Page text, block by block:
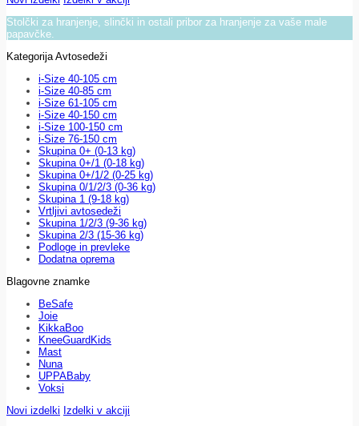
Stolčki za hranjenje, slinčki in ostali pribor za hranjenje za vaše male
papavčke.
Kategorija Avtosedeži
i-Size 40-105 cm
i-Size 40-85 cm
i-Size 61-105 cm
i-Size 40-150 cm
i-Size 100-150 cm
i-Size 76-150 cm
Skupina 0+ (0-13 kg)
Skupina 0+/1 (0-18 kg)
Skupina 0+/1/2 (0-25 kg)
Skupina 0/1/2/3 (0-36 kg)
Skupina 1 (9-18 kg)
Vrtljivi avtosedeži
Skupina 1/2/3 (9-36 kg)
Skupina 2/3 (15-36 kg)
Podloge in prevleke
Dodatna oprema
Blagovne znamke
BeSafe
Joie
KikkaBoo
KneeGuardKids
Mast
Nuna
UPPABaby
Voksi
Novi izdelki Izdelki v akciji